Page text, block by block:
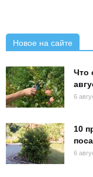
Новое на сайте
Что
6
10
6